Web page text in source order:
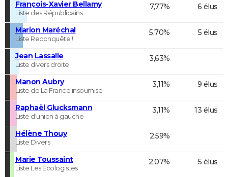
François-Xavier Bellamy
Liste des Républicains
7,77% 6 élus
Marion Maréchal
Liste Reconquête !
5,70% 5 élus
Jean Lassalle
Liste divers droite
3,63%
Manon Aubry
Liste de La France insoumise
3,11% 9 élus
Raphaël Glucksmann
Liste d'union à gauche
3,11% 13 élus
Hélène Thouy
Liste Divers
2,59%
Marie Toussaint
Liste Les Ecologistes
2,07% 5 élus